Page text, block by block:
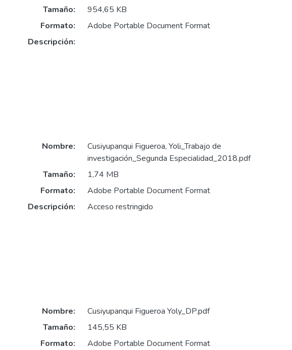
Tamaño:
954,65 KB
Formato:
Adobe Portable Document Format
Descripción:
Nombre:
Cusiyupanqui Figueroa, Yoli_Trabajo de
investigación_Segunda Especialidad_2018.pdf
Tamaño:
1,74 MB
Formato:
Adobe Portable Document Format
Descripción:
Acceso restringido
Nombre:
Cusiyupanqui Figueroa Yoly_DP.pdf
Tamaño:
145,55 KB
Formato:
Adobe Portable Document Format